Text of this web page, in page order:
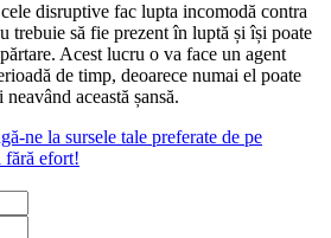
disruptive fac lupta incomodă contra
trebuie să fie prezent în luptă și își poate
Acest lucru o va face un agent
de timp, deoarece numai el poate
această șansă.
ne la sursele tale preferate de pe
fără efort!